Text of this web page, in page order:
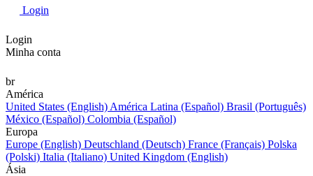
Login
Login
Minha conta
br
América
United States (English) América Latina (Español) Brasil (Português)
México (Español) Colombia (Español)
Europa
Europe (English) Deutschland (Deutsch) France (Français) Polska
(Polski) Italia (Italiano) United Kingdom (English)
Ásia